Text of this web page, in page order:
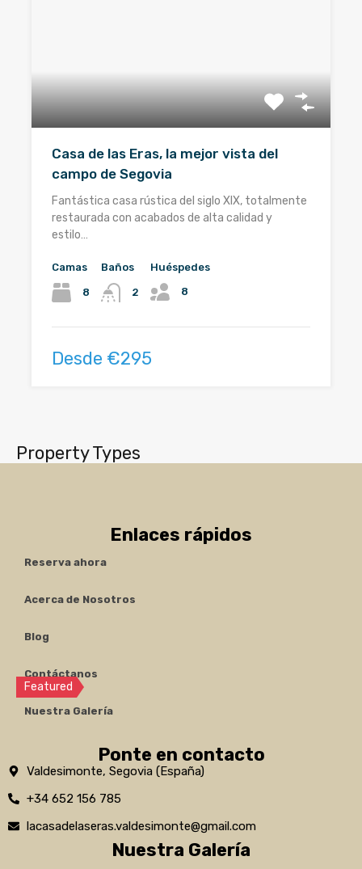
Casa de las Eras, la mejor vista del
campo de Segovia
Fantástica casa rústica del siglo XIX, totalmente
restaurada con acabados de alta calidad y
estilo…
Camas
8
Baños
2
Huéspedes
8
Desde €295
Property Types
House
Featured
Casa de las Eras, la mejor vista del
Fantástica casa rústica del siglo XIX, totalmente
Camas
2
Huéspedes
8
Enlaces rápidos
Reserva ahora
Acerca de Nosotros
Blog
Contáctanos
Nuestra Galería
Ponte en contacto
Valdesimonte, Segovia (España)
+34 652 156 785
lacasadelaseras.valdesimonte@gmail.com
Nuestra Galería